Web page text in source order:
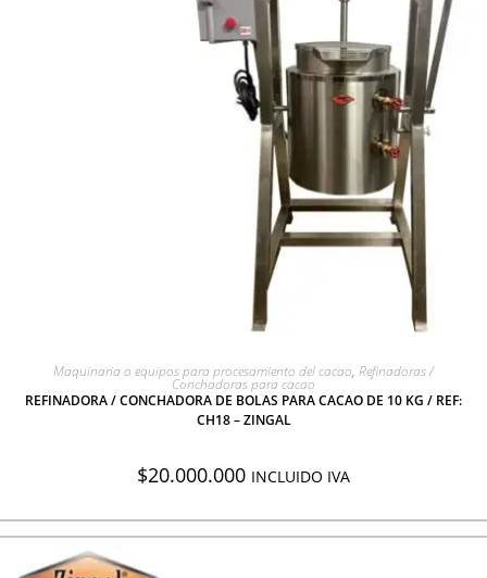
AGREGAR A COTIZACIÓN
Maquinaria o equipos para procesamiento del cacao, Refinadoras /
Conchadoras para cacao
REFINADORA / CONCHADORA DE BOLAS PARA CACAO DE 10 KG / REF:
CH18 – ZINGAL
$20.000.000 INCLUIDO IVA